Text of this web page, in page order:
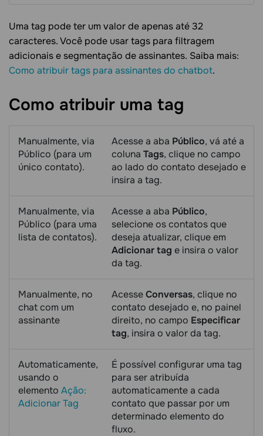
Uma tag pode ter um valor de apenas até 32
caracteres. Você pode usar tags para filtragem
adicionais e segmentação de assinantes. Saiba mais:
Como atribuir tags para assinantes do chatbot.
Como atribuir uma tag
Manualmente, via
Público (para um
único contato).
Acesse a aba Público, vá até a
coluna Tags, clique no campo
ao lado do contato desejado e
insira a tag.
Manualmente, via
Público (para uma
lista de contatos).
Acesse a aba Público,
selecione os contatos que
deseja atualizar, clique em
Adicionar tag e insira o valor
da tag.
Manualmente, no
chat com um
assinante
AcesseConversas, clique no
contato desejado e, no painel
direito, no campo Especificar
tag, insira o valor da tag.
Automaticamente,
usando o
elemento Ação:
Adicionar Tag
É possível configurar uma tag
para ser atribuída
automaticamente a cada
contato que passar por um
determinado elemento do
fluxo.